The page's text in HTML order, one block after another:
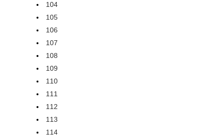
104
105
106
107
108
109
110
111
112
113
114